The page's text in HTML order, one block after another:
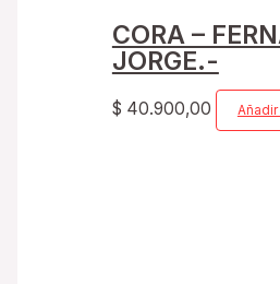
CORA –
JORGE.-
$ 40.900,00